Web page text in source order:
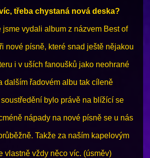
třeba chystaná nová deska?
jsme vydali album z názvem Best of
nové písně, které snad ještě nějakou
i v uších fanoušků jako neohrané
dalším řadovém albu tak cíleně
bylo právě na blížící se
nápady na nové písně se u nás
Takže za naším kapelovým
vlastně vždy něco víc. (úsměv)